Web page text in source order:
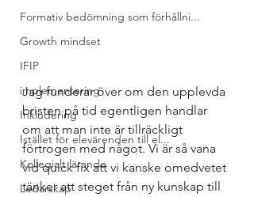
Formativ bedömning som förhållni...
Growth mindset
IFIP
implementering
Inkludering
Istället för elevärenden till el...
Kollegialt lärande
Ledarskap
Jag funderar över om den upplevda
bristen på tid egentligen handlar
om att man inte är tillräckligt
förtrogen med något. Vi är så vana
vid quick fix att vi kanske omedvetet
tänker att steget från ny kunskap till